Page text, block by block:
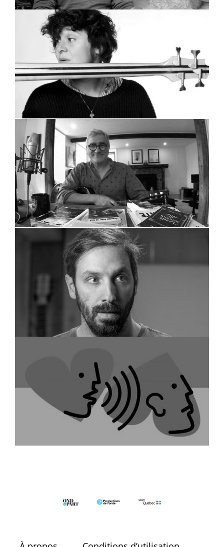
Marion Cousineau
Les sentiers de Félix
Michel Robichaud
Vos désirs sont des ondes